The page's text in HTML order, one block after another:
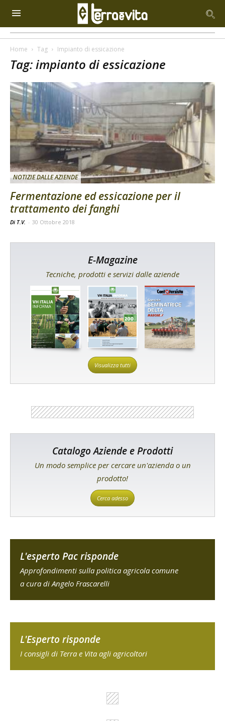
Home Tag Impianto di essicazione
Tag: impianto di essicazione
NOTIZIE DALLE AZIENDE
Fermentazione ed essicazione per il
trattamento dei fanghi
Di T.V. - 30 Ottobre 2018
E-Magazine
Tecniche, prodotti e servizi dalle aziende
Visualizza tutti
Catalogo Aziende e Prodotti
Un modo semplice per cercare un'azienda o un
prodotto!
Cerca adesso
L'esperto Pac risponde
Approfondimenti sulla politica agricola comune
a cura di Angelo Frascarelli
L'Esperto risponde
I consigli di Terra e Vita agli agricoltori